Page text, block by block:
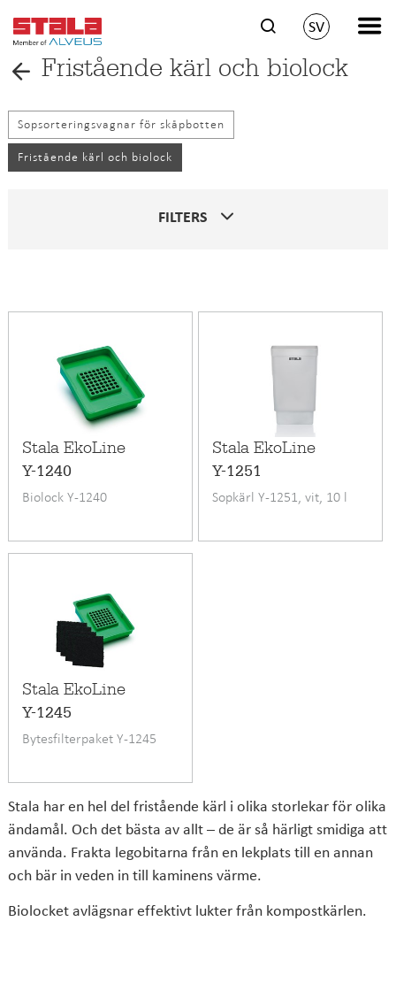
SV
Fristående kärl och biolock
Sopsorteringsvagnar för skåpbotten
Fristående kärl och biolock
FILTERS
Stala EkoLine
Y-1240
Biolock Y-1240
Stala EkoLine
Y-1251
Sopkärl Y-1251, vit, 10 l
Stala EkoLine
Y-1245
Bytesfilterpaket Y-1245
Stala har en hel del fristående kärl i olika storlekar för olika
ändamål. Och det bästa av allt – de är så härligt smidiga att
använda. Frakta legobitarna från en lekplats till en annan
och bär in veden in till kaminens värme.
Biolocket avlägsnar effektivt lukter från kompostkärlen.